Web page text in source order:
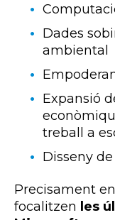
Dades
ambiental
Expansió
treball a
Disseny
Precisament
focalitzen les